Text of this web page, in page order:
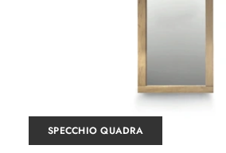
SPECCHIO QUADRA